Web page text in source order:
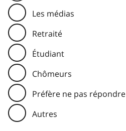
Les médias
Retraité
Étudiant
Chômeurs
Préfère ne pas répondre
Autres